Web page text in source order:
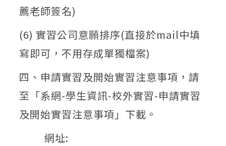
薦老師簽名)
(6) 實習公司意願排序(直接於mail中填
寫即可，不用存成單獨檔案)
四、申請實習及開始實習注意事項，請
至「系網-學生資訊-校外實習-申請實習
及開始實習注意事項 」下載。
網址: